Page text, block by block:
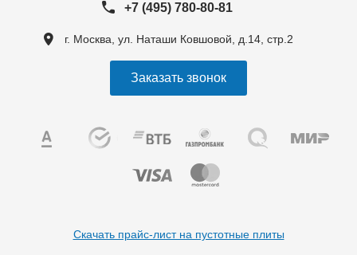
+7 (495) 780-80-81
г. Москва, ул. Наташи Ковшовой, д.14, стр.2
Заказать звонок
Скачать прайс-лист на пустотные плиты